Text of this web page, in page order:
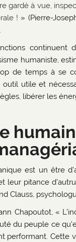
gardé à vue,
! » (Pierre-
continuent
humaniste,
de temps à se
outil utile et
libérer les
est un être
leur pitance
Clauss,
Chapoutot, «
du peuple ce
performant. Cette